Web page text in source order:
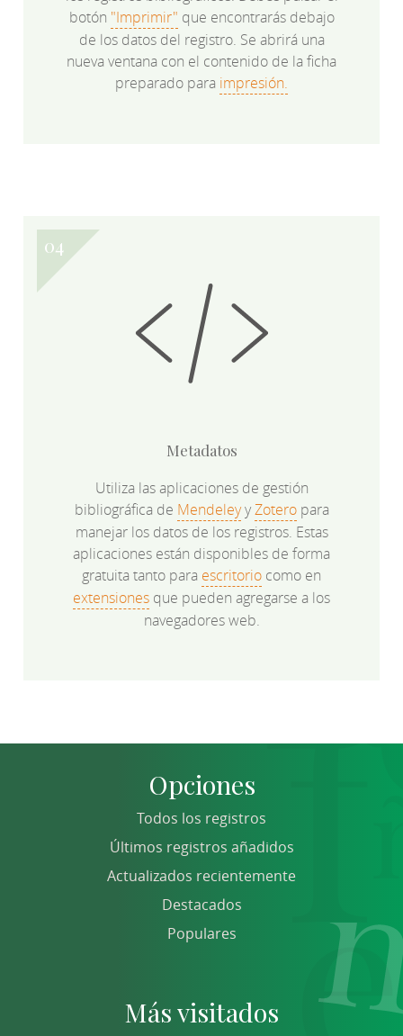
botón "Imprimir" que encontrarás debajo
de los datos del registro. Se abrirá una
nueva ventana con el contenido de la ficha
preparado para impresión.
Metadatos
Utiliza las aplicaciones de gestión
bibliográfica de MendeleyyZoteropara
manejar los datos de los registros. Estas
aplicaciones están disponibles de forma
gratuita tanto para escritorio como en
extensiones que pueden agregarse a los
navegadores web.
Opciones
Todos los registros
Últimos registros añadidos
Actualizados recientemente
Destacados
Populares
Más visitados